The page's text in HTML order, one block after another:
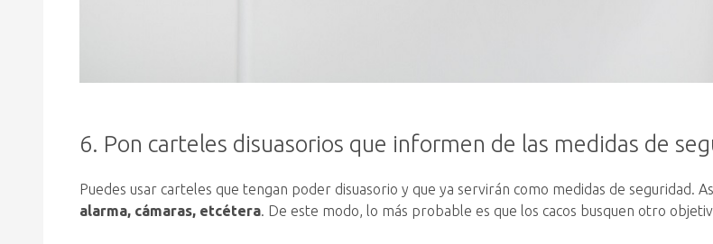
6. Pon carteles disuasorios que informen de las medidas de
Puedes usar carteles que tengan poder disuasorio y que ya servirán como medidas de seguridad.
alarma, cámaras, etcétera. De este modo, lo más probable es que los cacos busquen otro